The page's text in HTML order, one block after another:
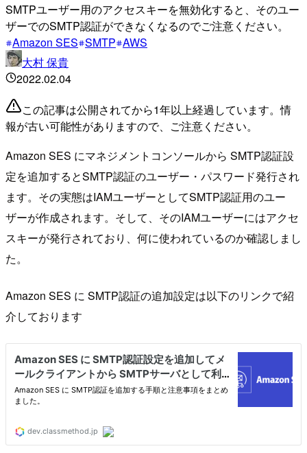
SMTPユーザー用のアクセスキーを無効化すると、そのユー
ザーでのSMTP認証ができなくなるのでご注意ください。
Amazon SES SMTP AWS
大村 保貴
2022.02.04
この記事は公開されてから1年以上経過しています。情
報が古い可能性がありますので、ご注意ください。
Amazon SES にマネジメントコンソールから SMTP認証設
定を追加するとSMTP認証のユーザー・パスワード発行され
ます。その実態はIAMユーザーとしてSMTP認証用のユー
ザーが作成されます。そして、そのIAMユーザーにはアクセ
スキーが発行されており、何に使われているのか確認しまし
た。
Amazon SES に SMTP認証の追加設定は以下のリンクで紹
介しております